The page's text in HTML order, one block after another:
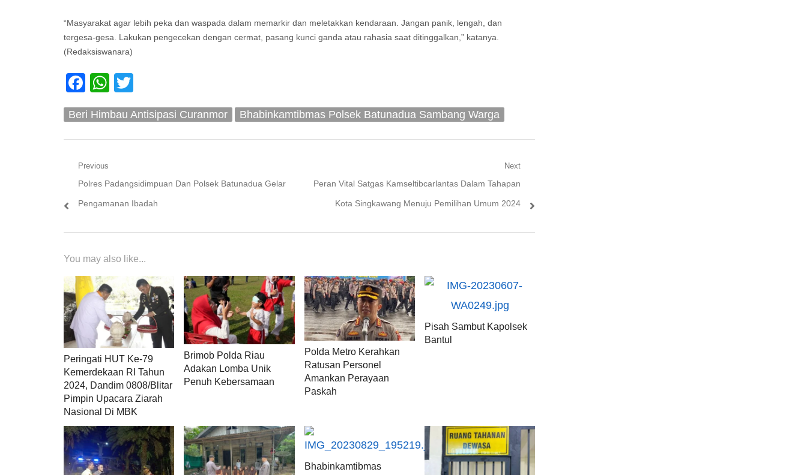
“Masyarakat agar lebih peka dan waspada dalam memarkir dan meletakkan kendaraan. Jangan panik, lengah, dan
tergesa-gesa. Lakukan pengecekan dengan cermat, pasang kunci ganda atau rahasia saat ditinggalkan,” katanya.
(Redaksiswanara)
Facebook
WhatsApp
Beri Himbau Antisipasi Curanmor Bhabinkamtibmas Polsek Batunadua Sambang Warga
Navigasi
pos
Previous
Previous
post:
Polres Padangsidimpuan Dan Polsek Batunadua Gelar
Pengamanan Ibadah
Next
Next
post:
Peran Vital Satgas Kamseltibcarlantas Dalam Tahapan
Kota Singkawang Menuju Pemilihan Umum 2024
You may also like...
Peringati HUT Ke-79
Kemerdekaan RI Tahun
2024, Dandim 0808/Blitar
Pimpin Upacara Ziarah
Nasional Di MBK
Brimob Polda Riau
Adakan Lomba Unik
Penuh Kebersamaan
Polda Metro Kerahkan
Ratusan Personel
Amankan Perayaan
Paskah
Pisah Sambut Kapolsek
Bantul
Bhabinkamtibmas